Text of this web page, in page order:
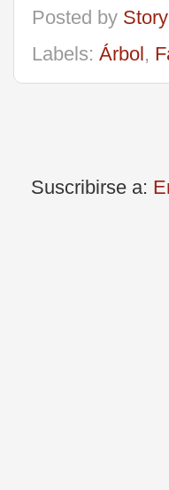
Posted by
Labels: Árbol,
Suscribirse a: